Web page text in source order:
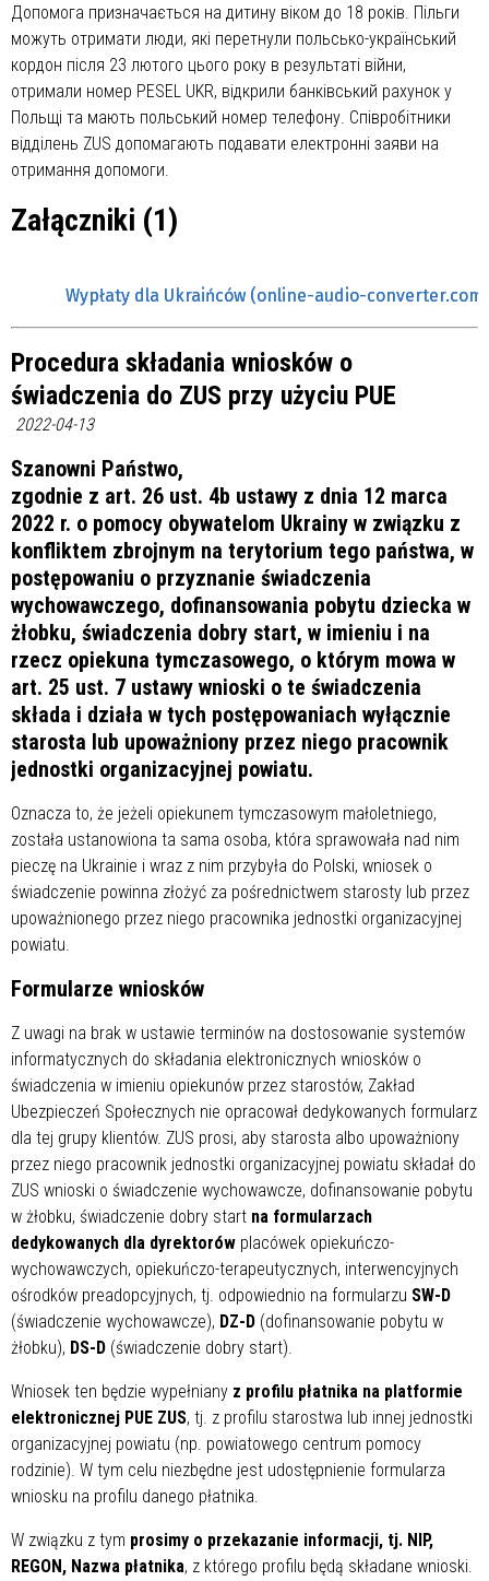
Допомога призначається на дитину віком до 18 років. Пільги
можуть отримати люди, які перетнули польсько-український
кордон після 23 лютого цього року в результаті війни,
отримали номер PESEL UKR, відкрили банківський рахунок у
Польщі та мають польський номер телефону. Співробітники
відділень ZUS допомагають подавати електронні заяви на
отримання допомоги.
Załączniki (1)
Wypłaty dla Ukraińców (online-audio-converter.com)
Procedura składania wniosków o
świadczenia do ZUS przy użyciu PUE
2022-04-13
Szanowni Państwo,
zgodnie z art. 26 ust. 4b ustawy z dnia 12 marca
2022 r. o pomocy obywatelom Ukrainy w związku z
konfliktem zbrojnym na terytorium tego państwa, w
postępowaniu o przyznanie świadczenia
wychowawczego, dofinansowania pobytu dziecka w
żłobku, świadczenia dobry start, w imieniu i na
rzecz opiekuna tymczasowego, o którym mowa w
art. 25 ust. 7 ustawy wnioski o te świadczenia
składa i działa w tych postępowaniach wyłącznie
starosta lub upoważniony przez niego pracownik
jednostki organizacyjnej powiatu.
Oznacza to, że jeżeli opiekunem tymczasowym małoletniego,
została ustanowiona ta sama osoba, która sprawowała nad nim
pieczę na Ukrainie i wraz z nim przybyła do Polski, wniosek o
świadczenie powinna złożyć za pośrednictwem starosty lub przez
upoważnionego przez niego pracownika jednostki organizacyjnej
powiatu.
Formularze wniosków
Z uwagi na brak w ustawie terminów na dostosowanie systemów
informatycznych do składania elektronicznych wniosków o
świadczenia w imieniu opiekunów przez starostów, Zakład
Ubezpieczeń Społecznych nie opracował dedykowanych formularz
dla tej grupy klientów. ZUS prosi, aby starosta albo upoważniony
przez niego pracownik jednostki organizacyjnej powiatu składał do
ZUS wnioski o świadczenie wychowawcze, dofinansowanie pobytu
w żłobku, świadczenie dobry start na formularzach
dedykowanych dla dyrektorów placówek opiekuńczo-
wychowawczych, opiekuńczo-terapeutycznych, interwencyjnych
ośrodków preadopcyjnych, tj. odpowiednio na formularzu SW-D
(świadczenie wychowawcze), DZ-D (dofinansowanie pobytu w
żłobku), DS-D (świadczenie dobry start).
Wniosek ten będzie wypełniany z profilu płatnika na platformie
elektronicznej PUE ZUS, tj. z profilu starostwa lub innej jednostki
organizacyjnej powiatu (np. powiatowego centrum pomocy
rodzinie). W tym celu niezbędne jest udostępnienie formularza
wniosku na profilu danego płatnika.
W związku z tym prosimy o przekazanie informacji, tj. NIP,
REGON, Nazwa płatnika, z którego profilu będą składane wnioski.